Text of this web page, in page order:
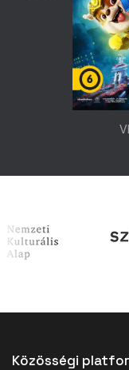
Közösségi